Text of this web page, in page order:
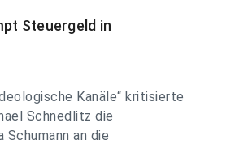
Steuergeld in
Kanäle“ kritisierte
Schnedlitz die
Schumann an die